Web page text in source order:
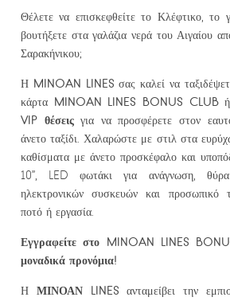
Θέλετε να επισκεφθείτε το Κλέφτικο, το
βουτήξετε στα γαλάζια νερά του Αιγαίου
Σαρακήνικου;
Η MINOAN LINES σας καλεί να
κάρτα MINOAN LINES BONUS CLUB
VIP θέσειςγια να προσφέρετε στον
άνετο ταξίδι. Χαλαρώστε με στιλ στα
καθίσματα με άνετο προσκέφαλο και
10’’, LED φωτάκι για ανάγνωση,
ηλεκτρονικών συσκευών και προσωπικό
ποτό ή εργασία.
Εγγραφείτε στο MINOAN LINES
μοναδικά προνόμια!
Η ΜΙΝΟΑΝ LINES ανταμείβει την